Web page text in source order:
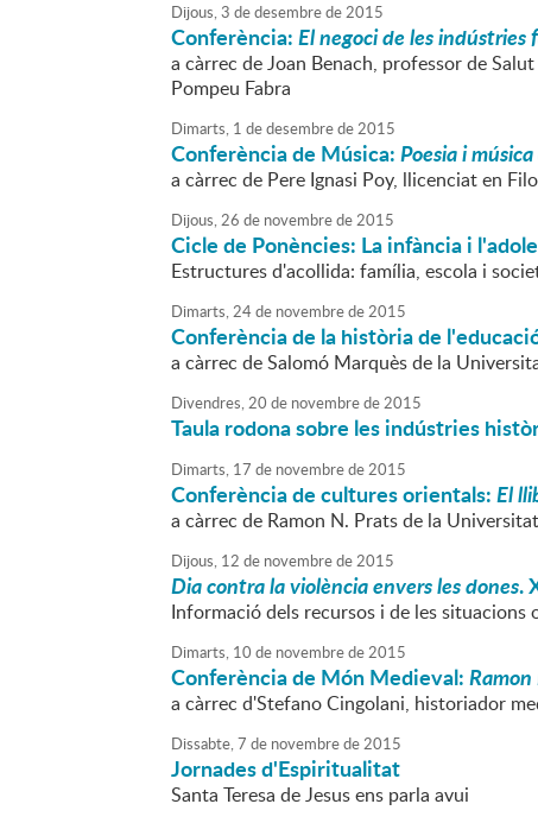
Dijous,3 dedesembrede2015
Conferència:El negoci de les
a càrrec de Joan Benach, professor de
Pompeu Fabra
Dimarts, 1 dedesembrede2015
Conferència de Música:Poesia i
a càrrec de Pere Ignasi Poy, llicenciat en
Dijous,26 de novembrede2015
Cicle de Ponències: La infància i
Estructures d'acollida: família, escola i
Dimarts,24de novembrede2015
Conferència de la història de
a càrrec de Salomó Marquès de la
Divendres,20 de novembrede2015
Taula rodona sobre les indústries
Dimarts, 17 de novembrede2015
Conferència de cultures orientals:El
a càrrec de Ramon N. Prats de la
Dijous, 12 de novembrede2015
Dia contra la violència envers les dones.
Informació dels recursos i de les situacions
Dimarts, 10 de novembrede2015
Conferència de Món Medieval:
a càrrec d'Stefano Cingolani, historiador
Dissabte,7 de novembrede2015
Jornades d'Espiritualitat
Santa Teresa de Jesus ens parla avui